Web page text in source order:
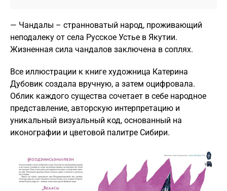
— Чандалы – странноватый народ, проживающий
неподалеку от села Русское Устье в Якутии.
Жизненная сила чандалов заключена в соплях.
Все иллюстрации к книге художница Катерина
Дубовик создала вручную, а затем оцифровала.
Облик каждого существа сочетает в себе народное
представление, авторскую интерпретацию и
уникальный визуальный код, основанный на
иконографии и цветовой палитре Сибири.